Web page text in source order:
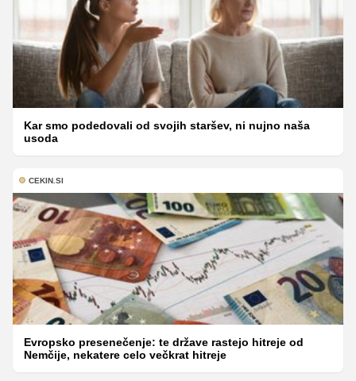
Kar smo podedovali od svojih staršev, ni nujno naša
usoda
CEKIN.SI
Evropsko presenečenje: te države rastejo hitreje od
Nemčije, nekatere celo večkrat hitreje